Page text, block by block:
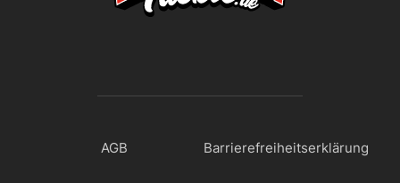
AGB Barrierefreiheitserklärung